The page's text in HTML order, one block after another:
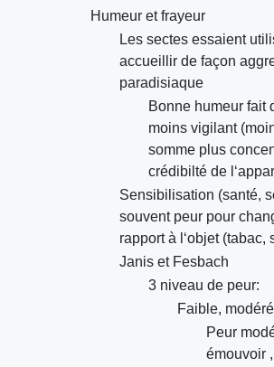
Humeur et frayeur
Les sectes essaient
accueillir de façon
paradisiaque
Bonne humeur fait
moins vigilant
somme plus
crédibilté de
Sensibilisation (santé,
souvent peur pour
rapport à l‘objet (tabac,
Janis et Fesbach
3 niveau de peur:
Faible,
Peur
émouvoir